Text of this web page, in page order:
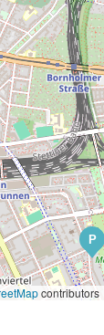
P
contributors